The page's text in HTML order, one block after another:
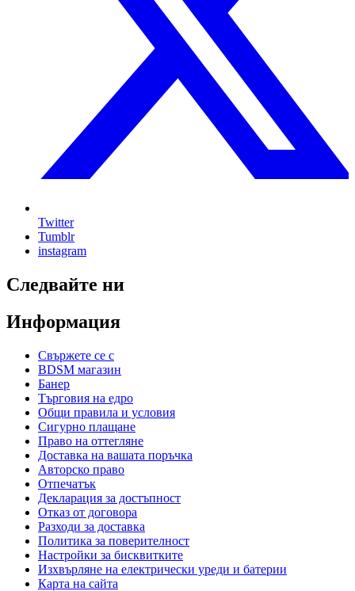
Twitter
Tumblr
instagram
Следвайте ни
Информация
Свържете се с
BDSM магазин
Банер
Търговия на едро
Общи правила и условия
Сигурно плащане
Право на оттегляне
Доставка на вашата поръчка
Авторско право
Отпечатък
Декларация за достъпност
Отказ от договора
Разходи за доставка
Политика за поверителност
Настройки за бисквитките
Изхвърляне на електрически уреди и батерии
Карта на сайта